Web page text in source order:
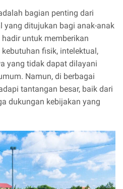
bagian penting dari
yang ditujukan bagi anak-anak
untuk memberikan
fisik, intelektual,
yang tidak dapat dilayani
Namun, di berbagai
tantangan besar, baik dari
dukungan kebijakan yang